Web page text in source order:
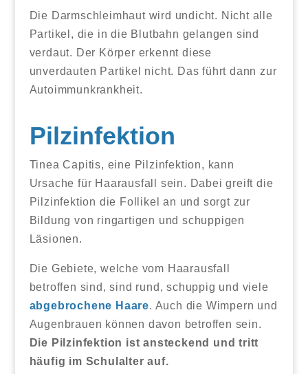
Die Darmschleimhaut wird undicht. Nicht alle
Partikel, die in die Blutbahn gelangen sind
verdaut. Der Körper erkennt diese
unverdauten Partikel nicht. Das führt dann zur
Autoimmunkrankheit.
Pilzinfektion
Tinea Capitis, eine Pilzinfektion, kann
Ursache für Haarausfall sein. Dabei greift die
Pilzinfektion die Follikel an und sorgt zur
Bildung von ringartigen und schuppigen
Läsionen.
Die Gebiete, welche vom Haarausfall
betroffen sind, sind rund, schuppig und viele
abgebrochene Haare. Auch die Wimpern und
Augenbrauen können davon betroffen sein.
Die Pilzinfektion ist ansteckend und tritt
häufig im Schulalter auf.